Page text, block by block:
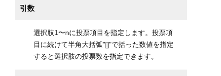
引数
選択肢1〜nに投票項目を指定します。投票項
目に続けて半角大括弧"[]"で括った数値を指定
すると選択肢の投票数を指定できます。